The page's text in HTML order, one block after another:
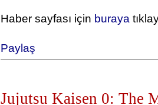
Haber sayfası için buraya
Paylaş
Jujutsu Kaisen 0: The